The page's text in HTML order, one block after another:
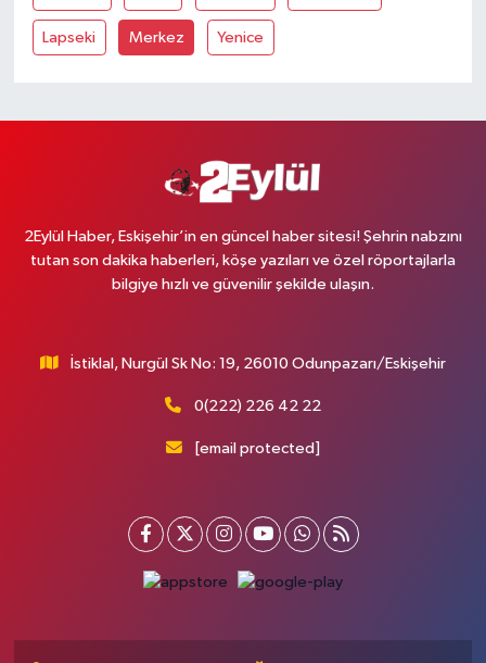
Lapseki Merkez Yenice
2Eylül Haber, Eskişehir’in en güncel haber sitesi! Şehrin nabzını
tutan son dakika haberleri, köşe yazıları ve özel röportajlarla
bilgiye hızlı ve güvenilir şekilde ulaşın.
İstiklal, Nurgül Sk No: 19, 26010 Odunpazarı/Eskişehir
0(222) 226 42 22
[email protected]